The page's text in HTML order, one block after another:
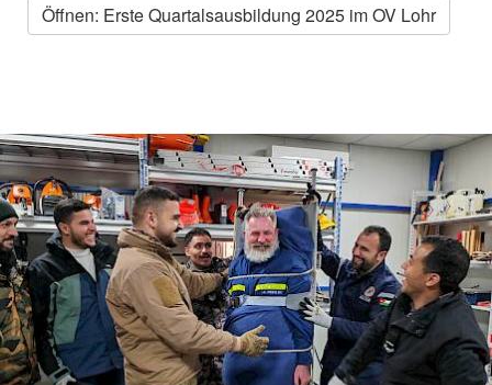
Öffnen: Erste Quartalsausbildung 2025 im OV Lohr